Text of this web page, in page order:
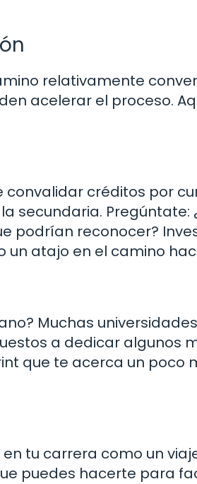
relativamente
acelerar el proceso.
convalidar créditos por
secundaria. Pregúntate:
podrían reconocer?
un atajo en el camino
Muchas
a dedicar algunos
que te acerca un poco
tu carrera como un
puedes hacerte para